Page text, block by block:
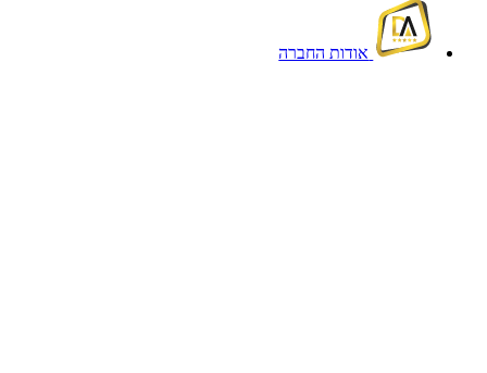
אודות החברה